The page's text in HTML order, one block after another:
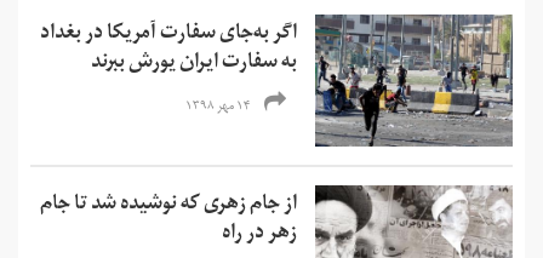
اگر به‌جای سفارت آمریکا در بغداد
به سفارت ایران یورش ببرند
۱۴ مهر ۱۳۹۸
از جام زهری که نوشیده شد تا جام
زهر در راه